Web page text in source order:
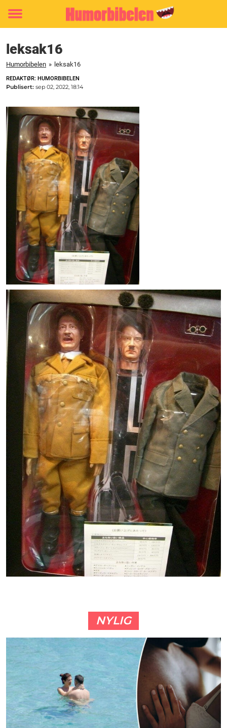
Toggle
leksak16
Humorbibelen » leksak16
REDAKTØR: HUMORBIBELEN
Publisert: sep 02, 2022, 18:14
NYLIG